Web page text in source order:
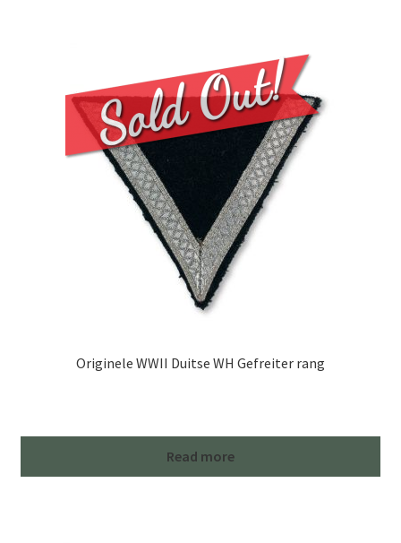
Originele WWII Duitse WH Gefreiter rang
Read more